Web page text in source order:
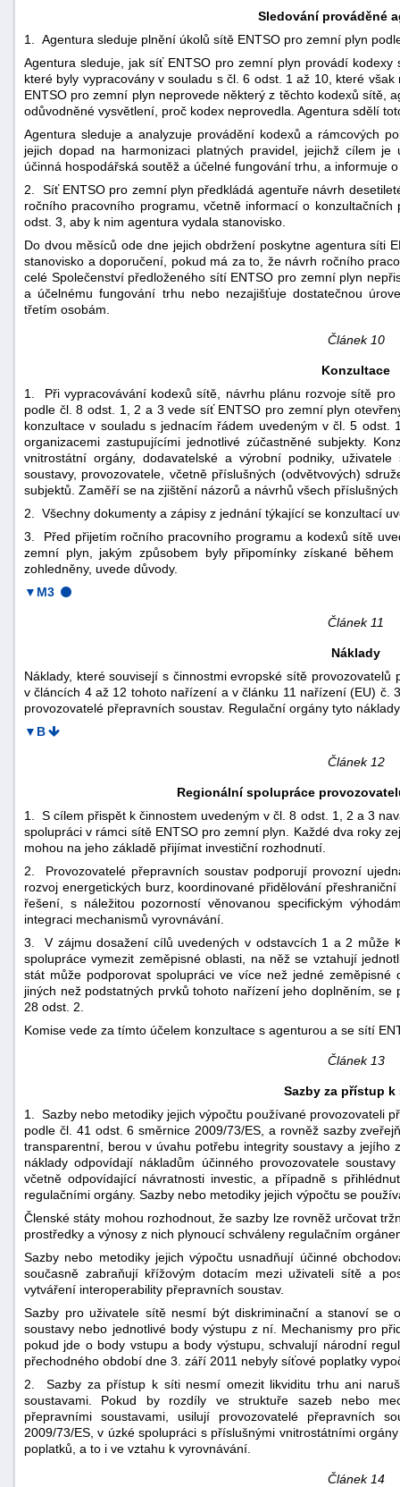
Sledování prováděné
1. Agentura sleduje plnění úkolů sítě ENTSO pro zemní plyn
Agentura sleduje, jak síť ENTSO pro zemní plyn provádí
které byly vypracovány v souladu s čl. 6 odst. 1 až 10, které
ENTSO pro zemní plyn neprovede některý z těchto kodexů sítě,
odůvodněné vysvětlení, proč kodex neprovedla. Agentura sdělí
Agentura sleduje a analyzuje provádění kodexů a rámcových
jejich dopad na harmonizaci platných pravidel, jejichž cílem
účinná hospodářská soutěž a účelné fungování trhu, a informuje
2. Síť ENTSO pro zemní plyn předkládá agentuře návrh
ročního pracovního programu, včetně informací o
odst. 3, aby k nim agentura vydala stanovisko.
Do dvou měsíců ode dne jejich obdržení poskytne agentura síti
stanovisko a doporučení, pokud má za to, že návrh ročního
celé Společenství předloženého sítí ENTSO pro zemní plyn
a účelnému fungování trhu nebo nezajišťuje dostatečnou
třetím osobám.
Článek 10
Konzultace
1. Při vypracovávání kodexů sítě, návrhu plánu rozvoje sítě
podle čl. 8 odst. 1, 2 a 3 vede síť ENTSO pro zemní plyn
konzultace v souladu s jednacím řádem uvedeným v čl. 5
organizacemi zastupujícími jednotlivé zúčastněné subjekty.
vnitrostátní orgány, dodavatelské a výrobní podniky,
soustavy, provozovatele, včetně příslušných (odvětvových)
subjektů. Zaměří se na zjištění názorů a návrhů všech
2. Všechny dokumenty a zápisy z jednání týkající se konzultací
3. Před přijetím ročního pracovního programu a kodexů sítě
zemní plyn, jakým způsobem byly připomínky získané
zohledněny, uvede důvody.
▼M3
Článek 11
Náklady
Náklady, které souvisejí s činnostmi evropské sítě
v článcích 4 až 12 tohoto nařízení a v článku 11 nařízení (EU) č.
provozovatelé přepravních soustav. Regulační orgány tyto
▼B
Článek 12
Regionální spolupráce
1. S cílem přispět k činnostem uvedeným v čl. 8 odst. 1, 2 a 3
spolupráci v rámci sítě ENTSO pro zemní plyn. Každé dva roky
mohou na jeho základě přijímat investiční rozhodnutí.
2. Provozovatelé přepravních soustav podporují provozní
rozvoj energetických burz, koordinované přidělování
řešení, s náležitou pozorností věnovanou specifickým
integraci mechanismů vyrovnávání.
3. V zájmu dosažení cílů uvedených v odstavcích 1 a 2 může
spolupráce vymezit zeměpisné oblasti, na něž se vztahují
stát může podporovat spolupráci ve více než jedné
jiných než podstatných prvků tohoto nařízení jeho doplněním,
28 odst. 2.
Komise vede za tímto účelem konzultace s agenturou a se sítí
Článek 13
Sazby za přístup k
1. Sazby nebo metodiky jejich výpočtu používané provozovateli
podle čl. 41 odst. 6 směrnice 2009/73/ES, a rovněž sazby
transparentní, berou v úvahu potřebu integrity soustavy a jejího
náklady odpovídají nákladům účinného provozovatele
včetně odpovídající návratnosti investic, a případně s
regulačními orgány. Sazby nebo metodiky jejich výpočtu se
Členské státy mohou rozhodnout, že sazby lze rovněž určovat
prostředky a výnosy z nich plynoucí schváleny regulačním
Sazby nebo metodiky jejich výpočtu usnadňují účinné
současně zabraňují křížovým dotacím mezi uživateli sítě a
vytváření interoperability přepravních soustav.
Sazby pro uživatele sítě nesmí být diskriminační a stanoví se
soustavy nebo jednotlivé body výstupu z ní. Mechanismy pro
pokud jde o body vstupu a body výstupu, schvalují národní
přechodného období dne 3. září 2011 nebyly síťové poplatky
2. Sazby za přístup k síti nesmí omezit likviditu trhu ani
soustavami. Pokud by rozdíly ve struktuře sazeb nebo
přepravními soustavami, usilují provozovatelé
2009/73/ES, v úzké spolupráci s příslušnými vnitrostátními
poplatků, a to i ve vztahu k vyrovnávání.
Článek 14